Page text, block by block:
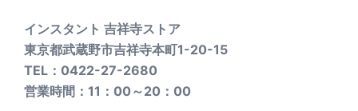
インスタント 吉祥寺ストア
東京都武蔵野市吉祥寺本町1-20-15
TEL：0422-27-2680
営業時間：11：00～20：00